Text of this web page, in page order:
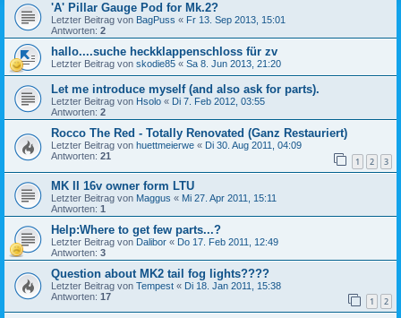
'A' Pillar Gauge Pod for Mk.2?
Letzter Beitrag von BagPuss « Fr 13. Sep 2013, 15:01
Antworten: 2
hallo....suche heckklappenschloss für zv
Letzter Beitrag von skodie85 « Sa 8. Jun 2013, 21:20
Let me introduce myself (and also ask for parts).
Letzter Beitrag von Hsolo « Di 7. Feb 2012, 03:55
Antworten: 2
Rocco The Red - Totally Renovated (Ganz Restauriert)
Letzter Beitrag von huettmeierwe « Di 30. Aug 2011, 04:09
Antworten: 21 1 2 3
MK II 16v owner form LTU
Letzter Beitrag von Maggus « Mi 27. Apr 2011, 15:11
Antworten: 1
Help:Where to get few parts...?
Letzter Beitrag von Dalibor « Do 17. Feb 2011, 12:49
Antworten: 3
Question about MK2 tail fog lights????
Letzter Beitrag von Tempest « Di 18. Jan 2011, 15:38
Antworten: 17 1 2